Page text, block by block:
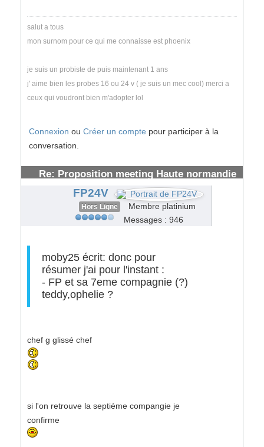
salut a tous
mon surnom pour ce qui me connaisse est phoenix
je suis un probiste de puis maintenant 1 ans
j' aime bien les probes 16 ou 24 v ( je suis un mec cool) merci a
ceux qui voudront bien m'adopter lol
Connexion ou Créer un compte pour participer à la
conversation.
Re: Proposition meeting Haute normandie
FP24V
Hors Ligne
Membre platinium
Messages : 946
moby25 écrit: donc pour
résumer j'ai pour l'instant :
- FP et sa 7eme compagnie (?)
teddy,ophelie ?
chef g glissé chef
si l'on retrouve la septiéme compangie je
confirme